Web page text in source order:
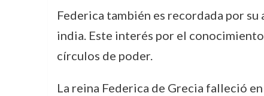
Federica también es recordada por
india. Este interés por el
círculos de poder.
La reina Federica de Grecia falleció